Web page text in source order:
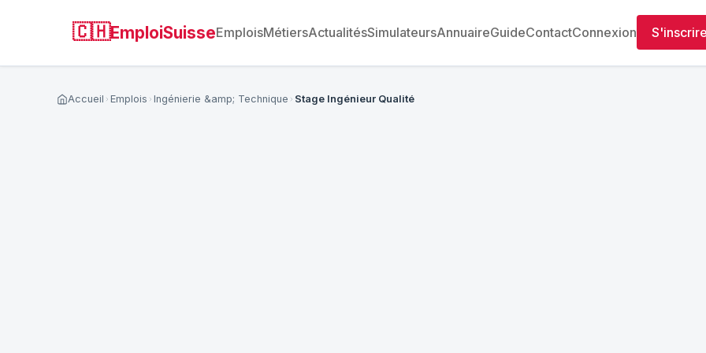
🇨🇭EmploiSuisseEmploisMétiersActualitésSimulateursAnnuaireGuideContactConnexion
Accueil Emplois Ingénierie &amp; Technique Stage Ingénieur Qualité